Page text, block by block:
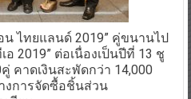
ไทยแลนด์ 2019” คู่ขนานไป
2019” ต่อเนื่องเป็นปีที่ 13 ชู
คาดเงินสะพัดกว่า 14,000
งการจัดซื้อชิ้นส่วน